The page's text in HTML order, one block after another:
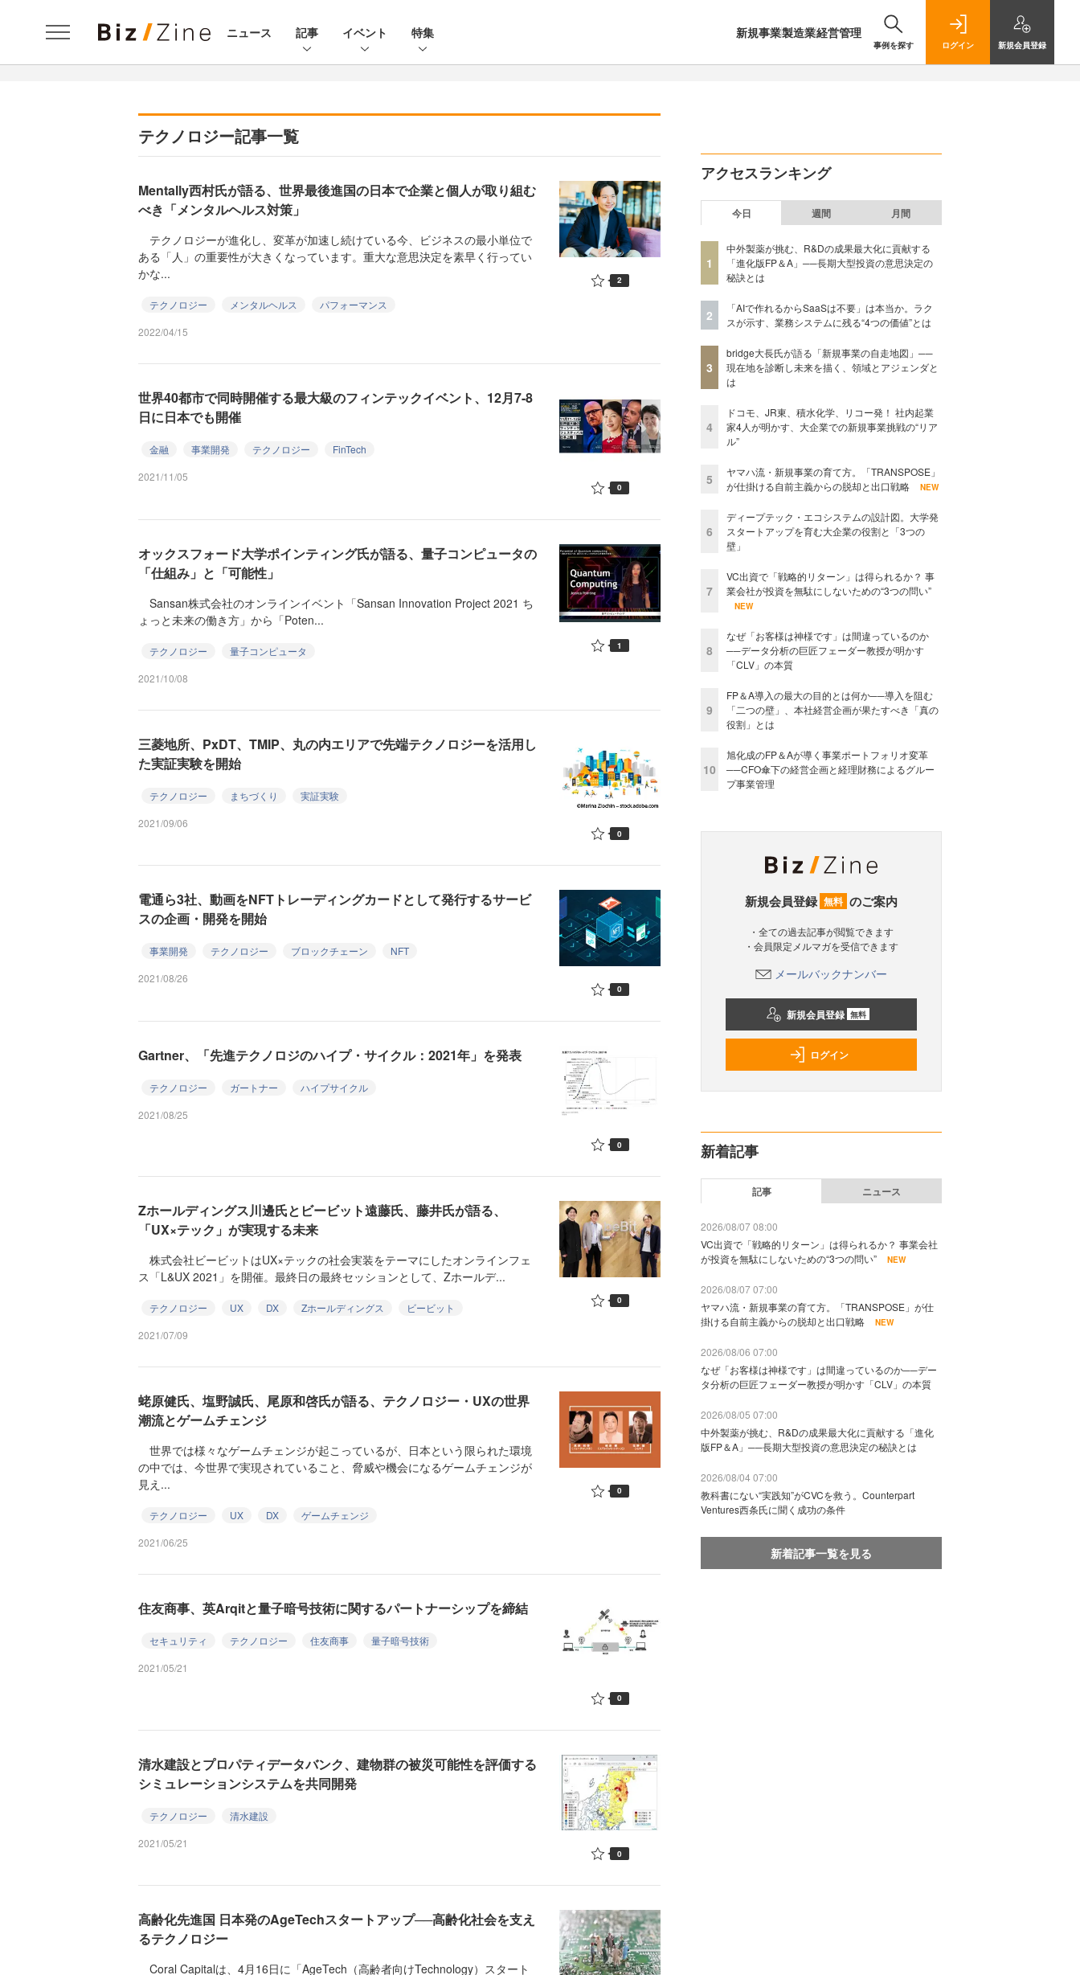
ニュース 記事 イベント 特集 新規事業製造業経営管理
事例を探す ログイン 新規会員登録
テクノロジー記事一覧
Mentally西村氏が語る、世界最後進国の日本で企業と個人が取り組む
べき「メンタルヘルス対策」
テクノロジーが進化し、変革が加速し続けている今、ビジネスの最小単位で
ある「人」の重要性が大きくなっています。重大な意思決定を素早く行ってい
かな...
テクノロジー メンタルヘルス
パフォーマンス
2022/04/15
2
世界40都市で同時開催する最大級のフィンテックイベント、12月7-8
日に日本でも開催
金融 事業開発 テクノロジー
FinTech
2021/11/05
0
オックスフォード大学ポインティング氏が語る、量子コンピュータの
「仕組み」と「可能性」
Sansan株式会社のオンラインイベント「Sansan Innovation Project 2021 ち
ょっと未来の働き方」から「Poten...
テクノロジー
量子コンピュータ
2021/10/08
1
三菱地所、PxDT、TMIP、丸の内エリアで先端テクノロジーを活用し
た実証実験を開始
テクノロジー まちづくり
実証実験
2021/09/06
0
電通ら3社、動画をNFTトレーディングカードとして発行するサービ
スの企画・開発を開始
事業開発 テクノロジー ブロックチェーン
NFT
2021/08/26
0
Gartner、「先進テクノロジのハイプ・サイクル：2021年」を発表
テクノロジー ガートナー
ハイプサイクル
2021/08/25
0
Zホールディングス川邊氏とビービット遠藤氏、藤井氏が語る、
「UX×テック」が実現する未来
株式会社ビービットはUX×テックの社会実装をテーマにしたオンラインフェ
ス「L&UX 2021」を開催。最終日の最終セッションとして、Zホールデ...
テクノロジー UX DX Zホールディングス
ビービット
2021/07/09
0
蛯原健氏、塩野誠氏、尾原和啓氏が語る、テクノロジー・UXの世界
潮流とゲームチェンジ
世界では様々なゲームチェンジが起こっているが、日本という限られた環境
の中では、今世界で実現されていること、脅威や機会になるゲームチェンジが
見え...
テクノロジー UX DX
ゲームチェンジ
2021/06/25
0
住友商事、英Arqitと量子暗号技術に関するパートナーシップを締結
セキュリティ テクノロジー 住友商事
量子暗号技術
2021/05/21
0
清水建設とプロパティデータバンク、建物群の被災可能性を評価する
シミュレーションシステムを共同開発
テクノロジー
清水建設
2021/05/21
0
高齢化先進国 日本発のAgeTechスタートアップ──高齢化社会を支え
るテクノロジー
Coral Capitalは、4月16日に「AgeTech（高齢者向けTechnology）スタート
アクセスランキング
今日 週間 月間
1
中外製薬が挑む、R&Dの成果最大化に貢献する
「進化版FP＆A」──長期大型投資の意思決定の
秘訣とは
2
「AIで作れるからSaaSは不要」は本当か。ラク
スが示す、業務システムに残る“4つの価値”とは
3
bridge大長氏が語る「新規事業の自走地図」──
現在地を診断し未来を描く、領域とアジェンダと
は
4
ドコモ、JR東、積水化学、リコー発！ 社内起業
家4人が明かす、大企業での新規事業挑戦の“リア
ル”
5
ヤマハ流・新規事業の育て方。「TRANSPOSE」
が仕掛ける自前主義からの脱却と出口戦略
NEW
6
ディープテック・エコシステムの設計図。大学発
スタートアップを育む大企業の役割と「3つの
壁」
7
VC出資で「戦略的リターン」は得られるか？ 事
業会社が投資を無駄にしないための“3つの問い”
NEW
8
なぜ「お客様は神様です」は間違っているのか
──データ分析の巨匠フェーダー教授が明かす
「CLV」の本質
9
FP＆A導入の最大の目的とは何か──導入を阻む
「二つの壁」、本社経営企画が果たすべき「真の
役割」とは
10
旭化成のFP＆Aが導く事業ポートフォリオ変革
──CFO傘下の経営企画と経理財務によるグルー
プ事業管理
新規会員登録 無料 のご案内
・全ての過去記事が閲覧できます
・会員限定メルマガを受信できます
メールバックナンバー
新規会員登録 無料
ログイン
新着記事
記事 ニュース
2026/08/07 08:00
VC出資で「戦略的リターン」は得られるか？ 事業会社
が投資を無駄にしないための“3つの問い”
NEW
2026/08/07 07:00
ヤマハ流・新規事業の育て方。「TRANSPOSE」が仕
掛ける自前主義からの脱却と出口戦略
NEW
2026/08/06 07:00
なぜ「お客様は神様です」は間違っているのか──デー
タ分析の巨匠フェーダー教授が明かす「CLV」の本質
2026/08/05 07:00
中外製薬が挑む、R&Dの成果最大化に貢献する「進化
版FP＆A」──長期大型投資の意思決定の秘訣とは
2026/08/04 07:00
教科書にない“実践知”がCVCを救う。Counterpart
Ventures西条氏に聞く成功の条件
新着記事一覧を見る